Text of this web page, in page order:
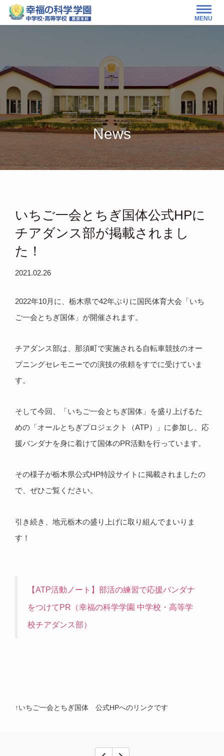
MENU
News
いちご一会とちぎ国体公式HPに
チアダンス部が掲載されまし
た！
2021.02.26
2022年10月に、栃木県で42年ぶりに国民体育大会「いち
ご一会とちぎ国体」が開催されます。
チアダンス部は、那須町で実施される自転車競技のオー
プニングセレモニーでの演技の依頼をすでに受けていま
す。
そして今回、「いちご一会とちぎ国体」を盛り上げるた
めの「オールとちぎプロジェクト（ATP）」に参加し、応
援バンダナを身に着けて国体のPR活動を行っています。
その様子が栃木県公式HP特設サイトに掲載されましたの
で、ぜひご覧ください。
引き続き、地元栃木の盛り上げに取り組んでまいりま
す！
【ATP活動ノート】部活の練習で応援バンダナ
をつけてPR（幸福の科学学園 中学校・高等学
校チアダンス部）
↑いちご一会とちぎ国体 公式HPへのリンクです